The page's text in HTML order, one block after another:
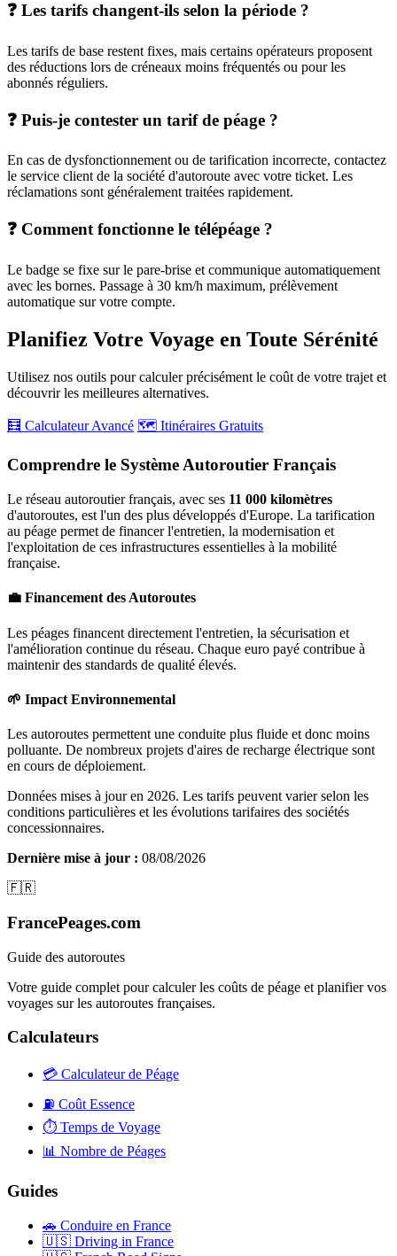
❓ Les tarifs changent-ils selon la période ?
Les tarifs de base restent fixes, mais certains opérateurs proposent
des réductions lors de créneaux moins fréquentés ou pour les
abonnés réguliers.
❓ Puis-je contester un tarif de péage ?
En cas de dysfonctionnement ou de tarification incorrecte, contactez
le service client de la société d'autoroute avec votre ticket. Les
réclamations sont généralement traitées rapidement.
❓ Comment fonctionne le télépéage ?
Le badge se fixe sur le pare-brise et communique automatiquement
avec les bornes. Passage à 30 km/h maximum, prélèvement
automatique sur votre compte.
Planifiez Votre Voyage en Toute Sérénité
Utilisez nos outils pour calculer précisément le coût de votre trajet et
découvrir les meilleures alternatives.
🧮 Calculateur Avancé 🗺️ Itinéraires Gratuits
Comprendre le Système Autoroutier Français
Le réseau autoroutier français, avec ses 11 000 kilomètres
d'autoroutes, est l'un des plus développés d'Europe. La tarification
au péage permet de financer l'entretien, la modernisation et
l'exploitation de ces infrastructures essentielles à la mobilité
française.
💼 Financement des Autoroutes
Les péages financent directement l'entretien, la sécurisation et
l'amélioration continue du réseau. Chaque euro payé contribue à
maintenir des standards de qualité élevés.
🌱 Impact Environnemental
Les autoroutes permettent une conduite plus fluide et donc moins
polluante. De nombreux projets d'aires de recharge électrique sont
en cours de déploiement.
Données mises à jour en 2026. Les tarifs peuvent varier selon les
conditions particulières et les évolutions tarifaires des sociétés
concessionnaires.
Dernière mise à jour : 08/08/2026
🇫🇷
FrancePeages.com
Guide des autoroutes
Votre guide complet pour calculer les coûts de péage et planifier vos
voyages sur les autoroutes françaises.
Calculateurs
💳 Calculateur de Péage
⛽ Coût Essence
⏱️ Temps de Voyage
📊 Nombre de Péages
Guides
🚗 Conduire en France
🇺🇸 Driving in France